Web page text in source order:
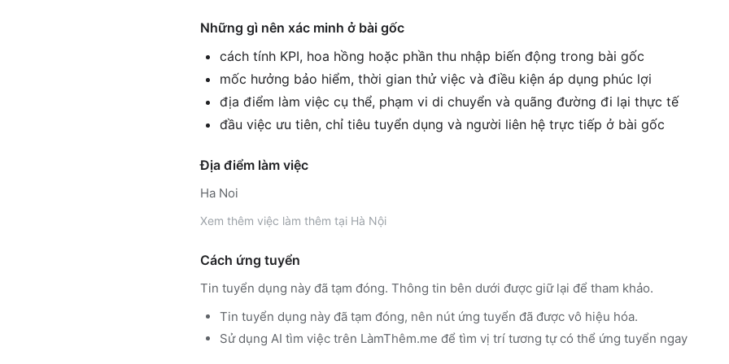
Những gì nên xác minh ở bài gốc
cách tính KPI, hoa hồng hoặc phần thu nhập biến động trong bài gốc
mốc hưởng bảo hiểm, thời gian thử việc và điều kiện áp dụng phúc lợi
địa điểm làm việc cụ thể, phạm vi di chuyển và quãng đường đi lại thực tế
đầu việc ưu tiên, chỉ tiêu tuyển dụng và người liên hệ trực tiếp ở bài gốc
Địa điểm làm việc
Ha Noi
Xem thêm việc làm thêm tại Hà Nội
Cách ứng tuyển
Tin tuyển dụng này đã tạm đóng. Thông tin bên dưới được giữ lại để tham khảo.
Tin tuyển dụng này đã tạm đóng, nên nút ứng tuyển đã được vô hiệu hóa.
Sử dụng AI tìm việc trên LàmThêm.me để tìm vị trí tương tự có thể ứng tuyển ngay